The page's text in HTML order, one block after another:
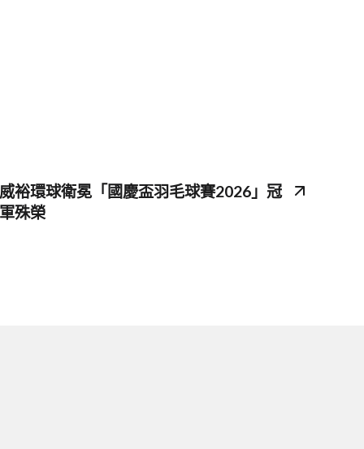
裕環球衛冕「國慶盃羽毛球賽2026」冠
殊榮